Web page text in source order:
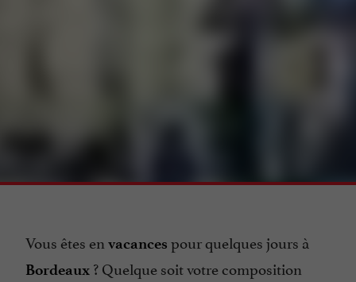
Vous êtes en vacances pour quelques jours à
Bordeaux ? Quelque soit votre composition